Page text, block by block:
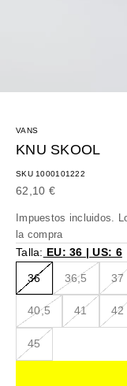
VANS
KNU SKOOL
SKU 1000101222
Precio de oferta
62,10 €
Impuestos incluidos.
la compra
Talla: EU: 36 | US: 6
36 36,5 37
40,5 41 42
45